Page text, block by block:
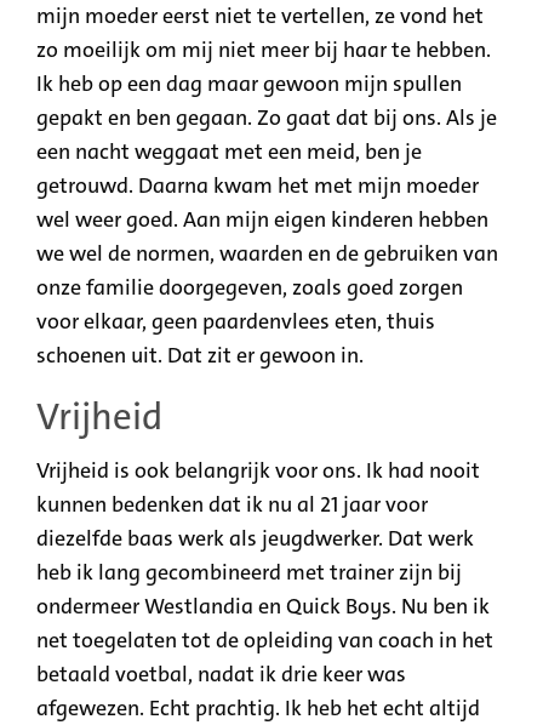
mijn moeder eerst niet te vertellen, ze vond het
zo moeilijk om mij niet meer bij haar te hebben.
Ik heb op een dag maar gewoon mijn spullen
gepakt en ben gegaan. Zo gaat dat bij ons. Als je
een nacht weggaat met een meid, ben je
getrouwd. Daarna kwam het met mijn moeder
wel weer goed. Aan mijn eigen kinderen hebben
we wel de normen, waarden en de gebruiken van
onze familie doorgegeven, zoals goed zorgen
voor elkaar, geen paardenvlees eten, thuis
schoenen uit. Dat zit er gewoon in.
Vrijheid
Vrijheid is ook belangrijk voor ons. Ik had nooit
kunnen bedenken dat ik nu al 21 jaar voor
diezelfde baas werk als jeugdwerker. Dat werk
heb ik lang gecombineerd met trainer zijn bij
ondermeer Westlandia en Quick Boys. Nu ben ik
net toegelaten tot de opleiding van coach in het
betaald voetbal, nadat ik drie keer was
afgewezen. Echt prachtig. Ik heb het echt altijd